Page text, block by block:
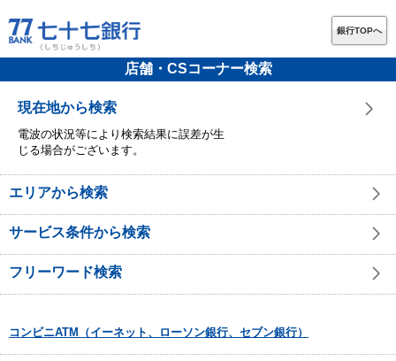
銀行TOPへ
店舗・CSコーナー検索
現在地から検索
電波の状況等により検索結果に誤差が生
じる場合がございます。
エリアから検索
サービス条件から検索
フリーワード検索
コンビニATM（イーネット、ローソン銀行、セブン銀行）